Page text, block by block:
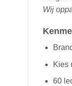
Wij
Kies
60